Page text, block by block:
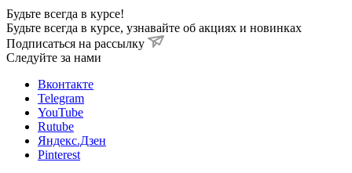
Будьте всегда в курсе!
Будьте всегда в курсе, узнавайте об акциях и новинках
Подписаться на рассылку
Cледуйте за нами
Вконтакте
Telegram
YouTube
Rutube
Яндекс.Дзен
Pinterest